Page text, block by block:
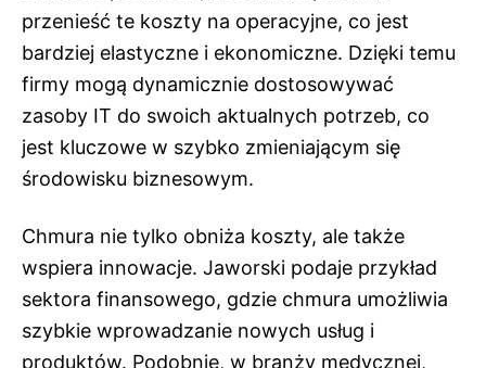
przenieść te koszty na operacyjne, co jest
bardziej elastyczne i ekonomiczne. Dzięki temu
firmy mogą dynamicznie dostosowywać
zasoby IT do swoich aktualnych potrzeb, co
jest kluczowe w szybko zmieniającym się
środowisku biznesowym.
Chmura nie tylko obniża koszty, ale także
wspiera innowacje. Jaworski podaje przykład
sektora finansowego, gdzie chmura umożliwia
szybkie wprowadzanie nowych usług i
produktów. Podobnie, w branży medycznej,